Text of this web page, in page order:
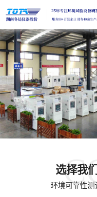
选择我们
环境可靠性测